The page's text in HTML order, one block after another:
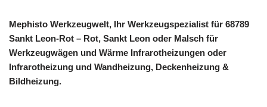
Mephisto Werkzeugwelt, Ihr Werkzeugspezialist für 68789
Sankt Leon-Rot – Rot, Sankt Leon oder Malsch für
Werkzeugwägen und Wärme Infrarotheizungen oder
Infrarotheizung und Wandheizung, Deckenheizung &
Bildheizung.